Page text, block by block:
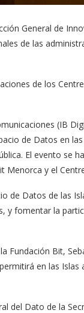
General de
de las
de los
(IB
de Datos en
El evento se
Menorca y el
de Datos de las
y fomentar la
Fundación Bit,
en las Islas
del Dato de la